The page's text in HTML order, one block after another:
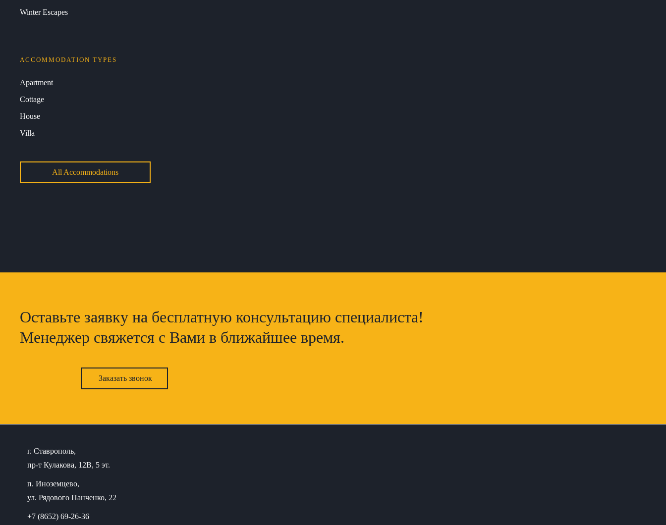
Winter Escapes
ACCOMMODATION TYPES
Apartment
Cottage
House
Villa
All Accommodations
Оставьте заявку на бесплатную консультацию специалиста!
Менеджер свяжется с Вами в ближайшее время.
Заказать звонок
г. Ставрополь,
пр-т Кулакова, 12В, 5 эт.
п. Иноземцево,
ул. Рядового Панченко, 22
+7 (8652) 69-26-36